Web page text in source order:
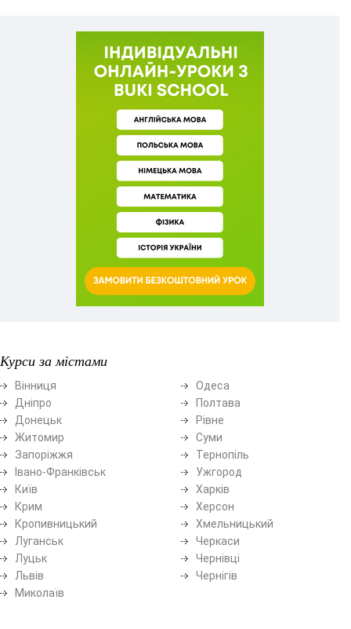
Курси за містами
Вінниця
Дніпро
Донецьк
Житомир
Запоріжжя
Івано-Франківськ
Київ
Крим
Кропивницький
Луганськ
Луцьк
Львів
Миколаїв
Одеса
Полтава
Рівне
Суми
Тернопіль
Ужгород
Харків
Херсон
Хмельницький
Черкаси
Чернівці
Чернігів